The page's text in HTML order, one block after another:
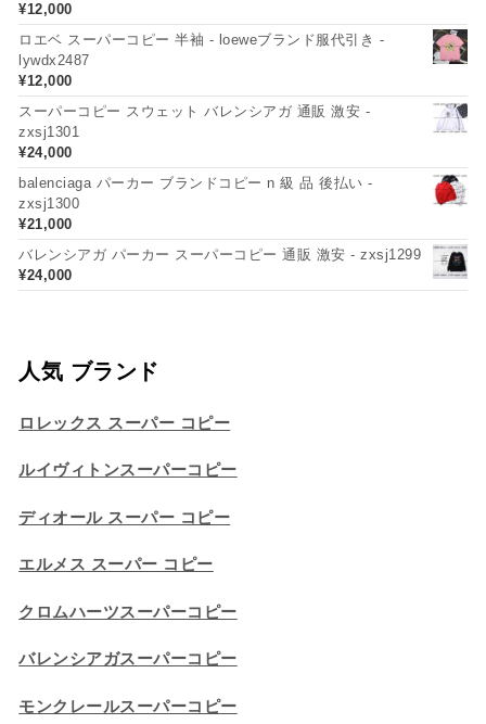
¥12,000
ロエベ スーパーコピー 半袖 - loeweブランド服代引き -
lywdx2487
¥12,000
スーパーコピー スウェット バレンシアガ 通販 激安 -
zxsj1301
¥24,000
balenciaga パーカー ブランドコピー n 級 品 後払い -
zxsj1300
¥21,000
バレンシアガ パーカー スーパーコピー 通販 激安 - zxsj1299
¥24,000
人気 ブランド
ロレックス スーパー コピー
ルイヴィトンスーパーコピー
ディオール スーパー コピー
エルメス スーパー コピー
クロムハーツスーパーコピー
バレンシアガスーパーコピー
モンクレールスーパーコピー